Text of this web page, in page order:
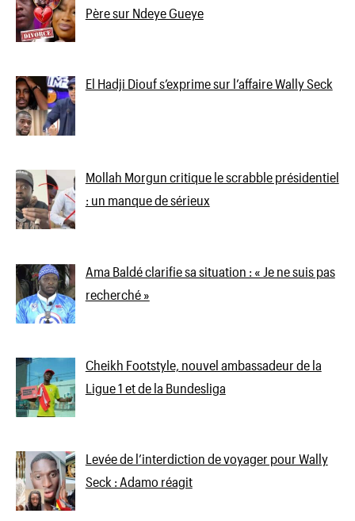
Père sur Ndeye Gueye
El Hadji Diouf s’exprime sur l’affaire Wally Seck
Mollah Morgun critique le scrabble présidentiel
: un manque de sérieux
Ama Baldé clarifie sa situation : « Je ne suis pas
recherché »
Cheikh Footstyle, nouvel ambassadeur de la
Ligue 1 et de la Bundesliga
Levée de l’interdiction de voyager pour Wally
Seck : Adamo réagit